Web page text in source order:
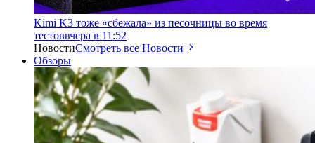
Kimi K3 тоже «сбежала» из песочницы во время
тестоввчера в 11:52
НовостиСмотреть все Новости
Обзоры